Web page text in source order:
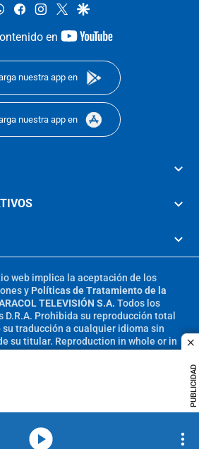
PUBLICIDAD
whatsappfacebookinstagram
twittergoogle
en
youtube-
nuestra app en
nuestra app en
web implica la aceptación de los
y Políticas de Tratamiento de la
TELEVISIÓN S.A. Todos los
D.R.A. Prohibida su reproducción total
su traducción a cualquier idioma sin
su titular. Reproduction in whole or in